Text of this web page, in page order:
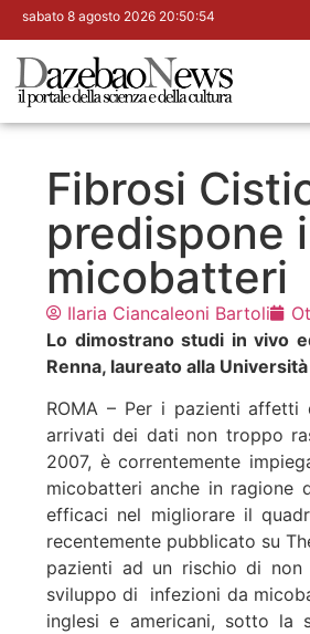
sabato 8 agosto 2026 20:50:55
Fibrosi
predispone
micobatteri
Ilaria Ciancaleoni Bartoli
Lo dimostrano studi in vivo
Renna, laureato alla
ROMA – Per i pazienti
arrivati dei dati non troppo
2007, è correntemente
micobatteri anche in ragione
efficaci nel migliorare il
recentemente pubblicato su
pazienti ad un rischio di non
sviluppo di infezioni da
inglesi e americani, sotto la